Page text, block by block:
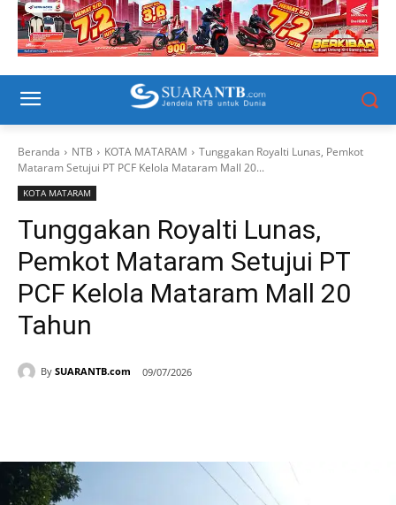
Beranda NTB KOTA MATARAM
Tunggakan Royalti Lunas, Pemkot
Mataram Setujui PT PCF Kelola Mataram Mall 20...
KOTA MATARAM
Tunggakan Royalti Lunas,
Pemkot Mataram Setujui PT
PCF Kelola Mataram Mall 20
Tahun
By SUARANTB.com 09/07/2026